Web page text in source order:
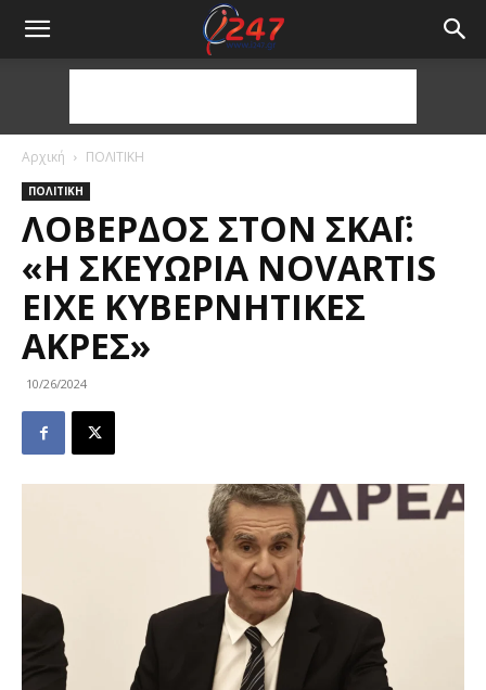
Αρχική ΠΟΛΙΤΙΚΗ
ΠΟΛΙΤΙΚΗ
ΛΟΒΈΡΔΟΣ ΣΤΟΝ ΣΚΑΪ:
«Η ΣΚΕΥΩΡΊΑ NOVARTIS
ΕΊΧΕ ΚΥΒΕΡΝΗΤΙΚΈΣ
ΆΚΡΕΣ»
10/26/2024